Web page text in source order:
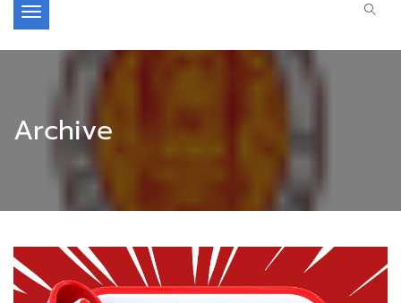
Toggle navigation
Archive